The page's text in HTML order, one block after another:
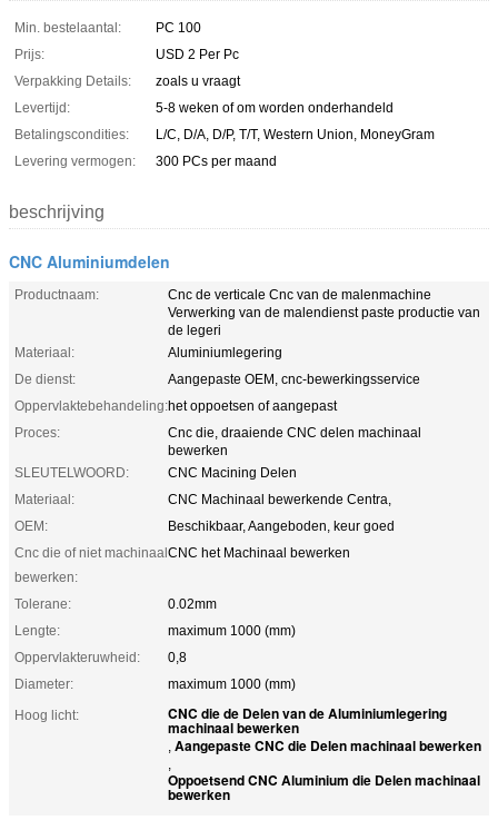
Min. bestelaantal:
PC 100
Prijs:
USD 2 Per Pc
Verpakking Details:
zoals u vraagt
Levertijd:
5-8 weken of om worden onderhandeld
Betalingscondities:
L/C, D/A, D/P, T/T, Western Union, MoneyGram
Levering vermogen:
300 PCs per maand
beschrijving
CNC Aluminiumdelen
Productnaam:
Cnc de verticale Cnc van de malenmachine
Verwerking van de malendienst paste productie van
de legeri
Materiaal:
Aluminiumlegering
De dienst:
Aangepaste OEM, cnc-bewerkingsservice
Oppervlaktebehandeling:het oppoetsen of aangepast
Proces:
Cnc die, draaiende CNC delen machinaal
bewerken
SLEUTELWOORD:
CNC Macining Delen
Materiaal:
CNC Machinaal bewerkende Centra,
OEM:
Beschikbaar, Aangeboden, keur goed
Cnc die of niet machinaal
bewerken:
CNC het Machinaal bewerken
Tolerane:
0.02mm
Lengte:
maximum 1000 (mm)
Oppervlakteruwheid:
0,8
Diameter:
maximum 1000 (mm)
Hoog licht:
CNC die de Delen van de Aluminiumlegering
machinaal bewerken
, Aangepaste CNC die Delen machinaal bewerken
,
Oppoetsend CNC Aluminium die Delen machinaal
bewerken